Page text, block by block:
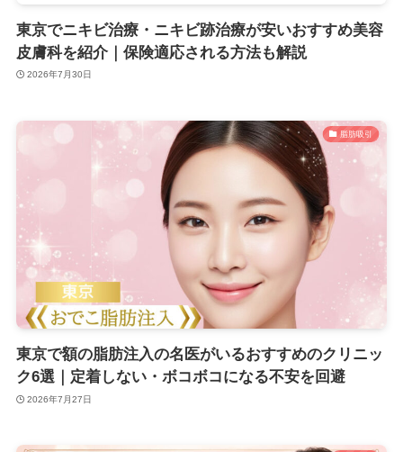
東京でニキビ治療・ニキビ跡治療が安いおすすめ美容
皮膚科を紹介｜保険適応される方法も解説
2026年7月30日
脂肪吸引
東京で額の脂肪注入の名医がいるおすすめのクリニッ
ク6選｜定着しない・ボコボコになる不安を回避
2026年7月27日